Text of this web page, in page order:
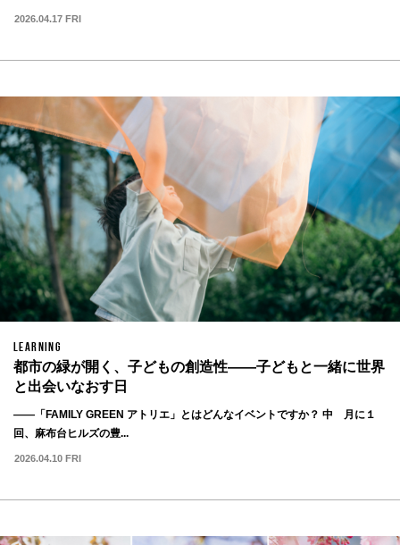
2026.04.17 FRI
LEARNING
都市の緑が開く、子どもの創造性——子どもと一緒に世界
と出会いなおす日
——「FAMILY GREEN アトリエ」とはどんなイベントですか？ 中 月に１
回、麻布台ヒルズの豊...
2026.04.10 FRI